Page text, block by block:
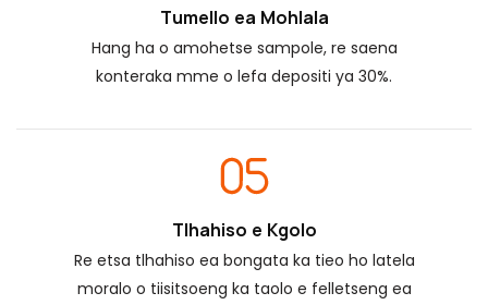
Tumello ea Mohlala
Hang ha o amohetse sampole, re saena
konteraka mme o lefa depositi ya 30%.
Tlhahiso e Kgolo
Re etsa tlhahiso ea bongata ka tieo ho latela
moralo o tiisitsoeng ka taolo e felletseng ea